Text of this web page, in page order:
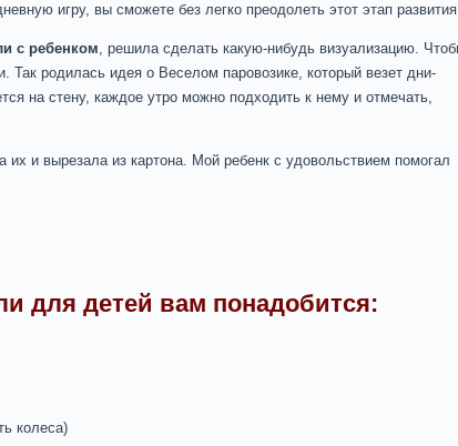
игру, вы сможете без легко преодолеть этот этап
с ребенком, решила сделать какую-нибудь визуализацию.
Так родилась идея о Веселом паровозике, который везет дни-
на стену, каждое утро можно подходить к нему и отмечать,
их и вырезала из картона. Мой ребенк с удовольствием помогал
для детей вам понадобится:
колеса)